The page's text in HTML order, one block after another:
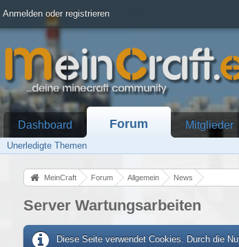
Anmelden oder registrieren
Dashboard Forum Mitglieder
Unerledigte Themen
MeinCraft Forum Allgemein News
Server Wartungsarbeiten
Diese Seite verwendet Cookies. Durch die